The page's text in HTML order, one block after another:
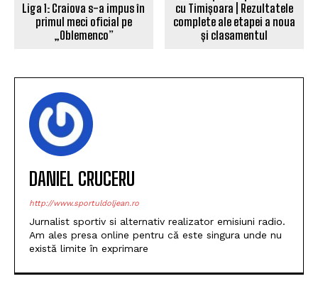
Liga 1: Craiova s-a impus în
primul meci oficial pe
„Oblemenco”
Volei (M): SCMU Craiova
complete ale etapei a noua
DANIEL CRUCERU
http://www.sportuldoljean.ro
Jurnalist sportiv si alternativ realizator emisiuni radio.